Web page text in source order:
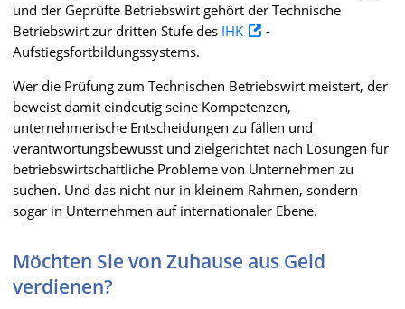
und der Geprüfte Betriebswirt gehört der Technische
Betriebswirt zur dritten Stufe des IHK
-
Aufstiegsfortbildungssystems.
Wer die Prüfung zum Technischen Betriebswirt meistert, der
beweist damit eindeutig seine Kompetenzen,
unternehmerische Entscheidungen zu fällen und
verantwortungsbewusst und zielgerichtet nach Lösungen für
betriebswirtschaftliche Probleme von Unternehmen zu
suchen. Und das nicht nur in kleinem Rahmen, sondern
sogar in Unternehmen auf internationaler Ebene.
Möchten Sie von Zuhause aus Geld
verdienen?